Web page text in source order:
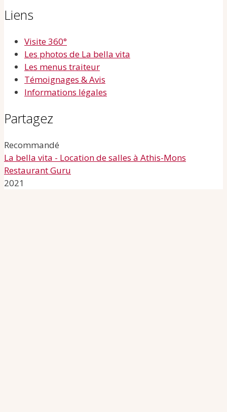
Liens
Visite 360°
Les photos de La bella vita
Les menus traiteur
Témoignages & Avis
Informations légales
Partagez
Recommandé
La bella vita - Location de salles à Athis-Mons
Restaurant Guru
2021